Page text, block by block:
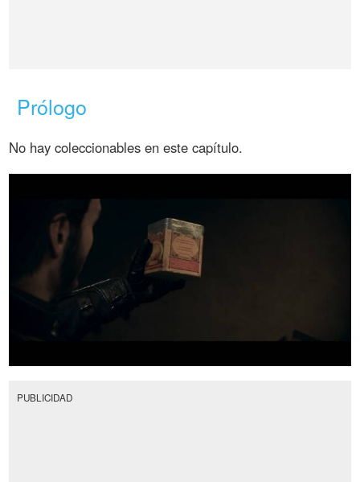
Prólogo
No hay coleccionables en este capítulo.
PUBLICIDAD